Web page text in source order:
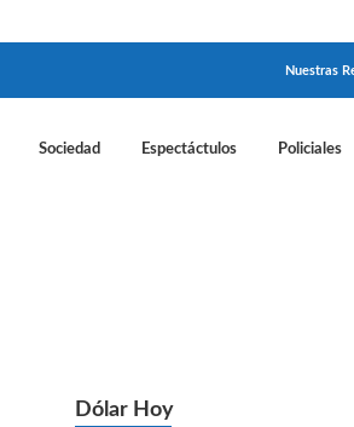
Nuestras
Sociedad Espectáctulos Policiales
Dólar Hoy